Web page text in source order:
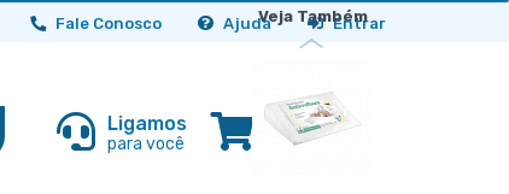
Fale Conosco Ajuda Entrar
Ligamos
para você
Carrinho
0 item
Veja Também